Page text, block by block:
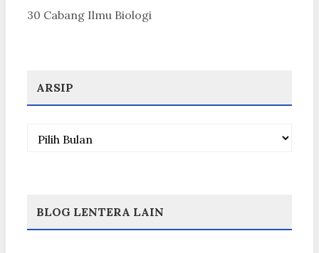
30 Cabang Ilmu Biologi
ARSIP
Arsip
BLOG LENTERA LAIN